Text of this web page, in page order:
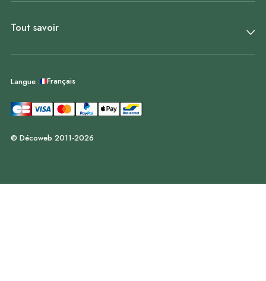
Tout savoir
Langue : Français
© Décoweb 2011-2026